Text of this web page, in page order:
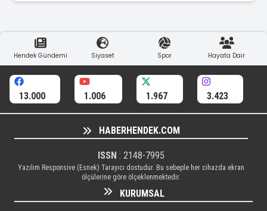
Hendek Gündemi Siyaset Spor Hayata Dair
13.000 1.006 1.967 3.423
HABERHENDEK.COM
ISSN : 2148-7995
Yazılım Responsive (Esnek) Tarayıcı dostudur. Bu sebeple her cihazda ekran
ölçülerine göre ölçeklenmektedir.
KURUMSAL